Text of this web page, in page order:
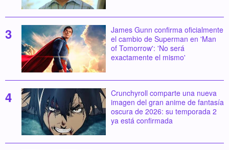
James Gunn confirma oficialmente
el cambio de Superman en 'Man
of Tomorrow': 'No será
exactamente el mismo'
Crunchyroll comparte una nueva
imagen del gran anime de fantasía
oscura de 2026: su temporada 2
ya está confirmada